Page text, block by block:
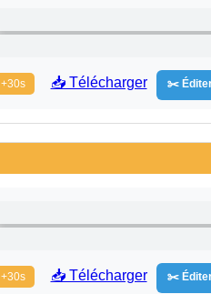
+30s 📥 Télécharger ✂️
+30s 📥 Télécharger ✂️